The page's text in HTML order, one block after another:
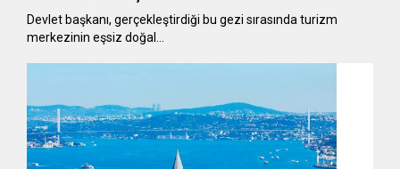
Devlet başkanı, gerçekleştirdiği bu gezi sırasında turizm
merkezinin eşsiz doğal…